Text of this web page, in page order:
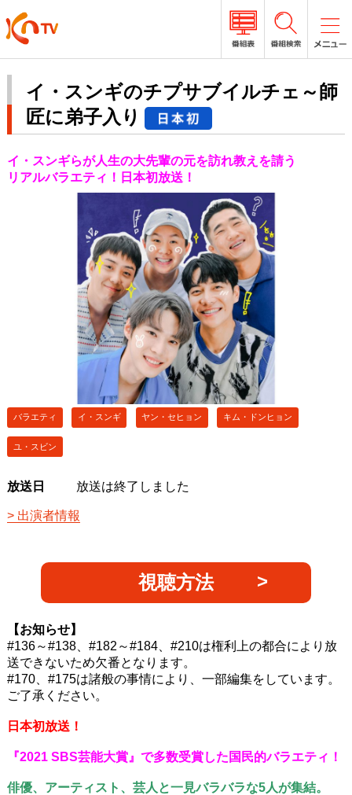
イ・スンギのチプサブイルチェ～師
匠に弟子入り
イ・スンギらが人生の大先輩の元を訪れ教えを請う
リアルバラエティ！日本初放送！
バラエティ イ・スンギ ヤン・セヒョン キム・ドンヒョン
ユ・スビン
放送日 放送は終了しました
出演者情報
視聴方法
【お知らせ】
#136～#138、#182～#184、#210は権利上の都合により放
送できないため欠番となります。
#170、#175は諸般の事情により、一部編集をしています。
ご了承ください。
日本初放送！
『2021 SBS芸能大賞』で多数受賞した国民的バラエティ！
俳優、アーティスト、芸人と一見バラバラな5人が集結。